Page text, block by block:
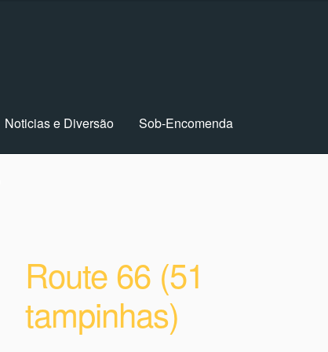
Noticias e Diversão Sob-Encomenda
Route 66 (51
tampinhas)